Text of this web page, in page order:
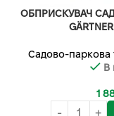
ОБПРИСКУВАЧ
Садово-паркова
В
1